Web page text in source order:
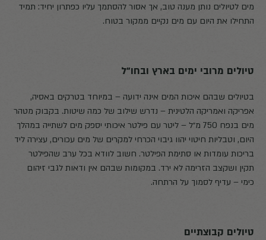
מים לטיולים נותן מענה טוב, אך אסור להסתמך עליו כפתרון יחיד: תמיד
התחילו את היום עם מים נקיים ממקור בטוח.
טיולים מרובי ימים בארץ ובחו"ל
בטיולים שבהם איכות המים אינה ידועה – במיוחד בטרקים באסיה,
אפריקה ואמריקה הלטינית – נדרש שילוב של כמה שיטות. בקבוק מטהר
מים בנפח 750 מ״ל – ליטר עם פילטר איכותי יספק מים לשתייה במהלך
היום, וטבליות חיטוי יהוו גיבוי הכרחי למקרים של מים עכורים, עצירה ליד
בריכות עומדות או סתימת הפילטר. חשוב לוודא בכל ערב שהפילטר
תקין ושקצב הזרימה לא ירד. במקומות שבהם אין ודאות לגבי זיהום
כימי – עדיף לסמוך על הרתחה.
טיולים קבוצתיים